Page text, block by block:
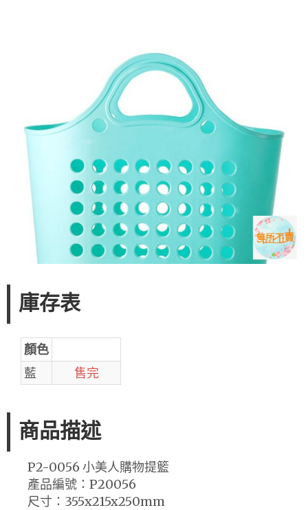
庫存表
顏色
藍
售完
商品描述
P2-0056 小美人購物提籃
產品編號：P20056
尺寸：355x215x250mm